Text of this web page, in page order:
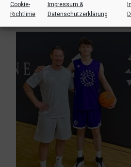
Cookie-
Richtlinie
Impressum &
Datenschutzerklärung
Mehr lesen